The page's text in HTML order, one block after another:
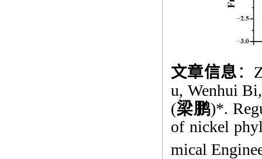
文章信息：
u, Wenhui
(梁鹏)*.
of nickel
mical